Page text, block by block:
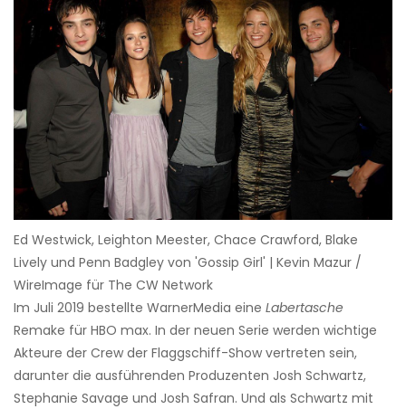
Ed Westwick, Leighton Meester, Chace Crawford, Blake
Lively und Penn Badgley von 'Gossip Girl' | Kevin Mazur /
WireImage für The CW Network
Im Juli 2019 bestellte WarnerMedia eine Labertasche
Remake für HBO max. In der neuen Serie werden wichtige
Akteure der Crew der Flaggschiff-Show vertreten sein,
darunter die ausführenden Produzenten Josh Schwartz,
Stephanie Savage und Josh Safran. Und als Schwartz mit